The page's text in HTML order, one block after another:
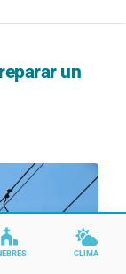
un
CLIMA